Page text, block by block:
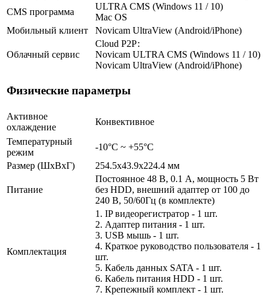
CMS программа
ULTRA CMS (Windows 11 / 10)
Mac OS
Мобильный клиент
Novicam UltraView (Android/iPhone)
Облачный сервис
Cloud Р2Р:
Novicam ULTRA CMS (Windows 11 / 10)
Novicam UltraView (Android/iPhone)
Физические параметры
Активное
охлаждение
Конвективное
Температурный
режим
-10°C ~ +55°C
Размер (ШxВxГ)
254.5x43.9x224.4 мм
Питание
Постоянное 48 В, 0.1 А, мощность 5 Вт
без HDD, внешний адаптер от 100 до
240 В, 50/60Гц (в комплекте)
Комплектация
1. IP видеорегистратор - 1 шт.
2. Адаптер питания - 1 шт.
3. USB мышь - 1 шт.
4. Краткое руководство пользователя - 1
шт.
5. Кабель данных SATA - 1 шт.
6. Кабель питания HDD - 1 шт.
7. Крепежный комплект - 1 шт.